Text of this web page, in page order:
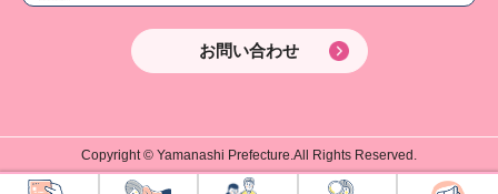
お問い合わせ
Copyright © Yamanashi Prefecture.All Rights Reserved.